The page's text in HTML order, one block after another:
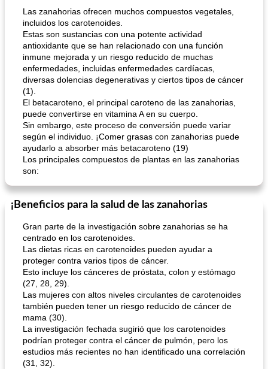
Las zanahorias ofrecen muchos compuestos vegetales,
incluidos los carotenoides.
Estas son sustancias con una potente actividad
antioxidante que se han relacionado con una función
inmune mejorada y un riesgo reducido de muchas
enfermedades, incluidas enfermedades cardíacas,
diversas dolencias degenerativas y ciertos tipos de cáncer
(1).
El betacaroteno, el principal caroteno de las zanahorias,
puede convertirse en vitamina A en su cuerpo.
Sin embargo, este proceso de conversión puede variar
según el individuo. ¡Comer grasas con zanahorias puede
ayudarlo a absorber más betacaroteno (19)
Los principales compuestos de plantas en las zanahorias
son:
¡Beneficios para la salud de las zanahorias
Gran parte de la investigación sobre zanahorias se ha
centrado en los carotenoides.
Las dietas ricas en carotenoides pueden ayudar a
proteger contra varios tipos de cáncer.
Esto incluye los cánceres de próstata, colon y estómago
(27, 28, 29).
Las mujeres con altos niveles circulantes de carotenoides
también pueden tener un riesgo reducido de cáncer de
mama (30).
La investigación fechada sugirió que los carotenoides
podrían proteger contra el cáncer de pulmón, pero los
estudios más recientes no han identificado una correlación
(31, 32).